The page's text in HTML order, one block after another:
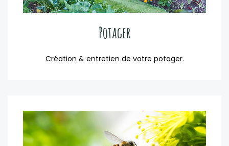
Potager
Création & entretien de votre potager.